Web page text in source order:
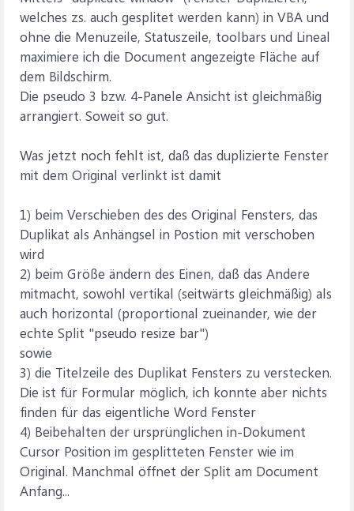
welches zs. auch gesplitet werden kann) in VBA und
ohne die Menuzeile, Statuszeile, toolbars und Lineal
maximiere ich die Document angezeigte Fläche auf
dem Bildschirm.
Die pseudo 3 bzw. 4-Panele Ansicht ist gleichmäßig
arrangiert. Soweit so gut.
Was jetzt noch fehlt ist, daß das duplizierte Fenster
mit dem Original verlinkt ist damit
1) beim Verschieben des des Original Fensters, das
Duplikat als Anhängsel in Postion mit verschoben
wird
2) beim Größe ändern des Einen, daß das Andere
mitmacht, sowohl vertikal (seitwärts gleichmäßig) als
auch horizontal (proportional zueinander, wie der
echte Split "pseudo resize bar")
sowie
3) die Titelzeile des Duplikat Fensters zu verstecken.
Die ist für Formular möglich, ich konnte aber nichts
finden für das eigentliche Word Fenster
4) Beibehalten der ursprünglichen in-Dokument
Cursor Position im gesplitteten Fenster wie im
Original. Manchmal öffnet der Split am Document
Anfang...